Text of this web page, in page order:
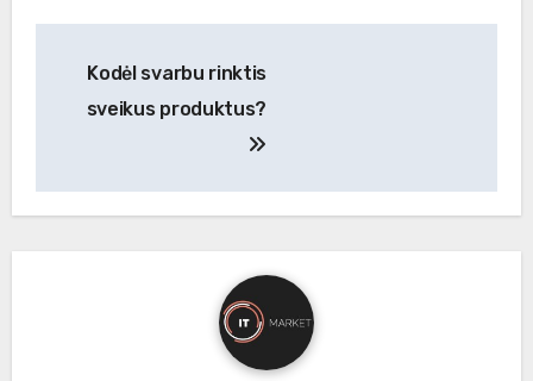
tarp
Kodėl svarbu rinktis
sveikus produktus?